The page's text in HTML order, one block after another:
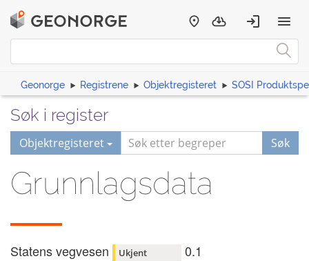
Geonorge Registrene Objektregisteret SOSI
Søk i register
Objektregisteret Søk
Grunnlagsdata
Statens vegvesen Ukjent 0.1